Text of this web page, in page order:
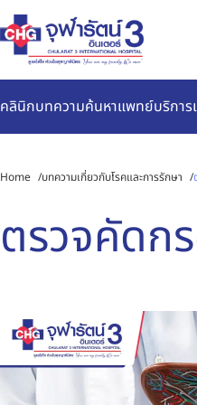
คลินิกบทความค้นหาแพทย์บริการ
Home /บทความเกี่ยวกับโรคและการรักษา /
ตรวจคัดก